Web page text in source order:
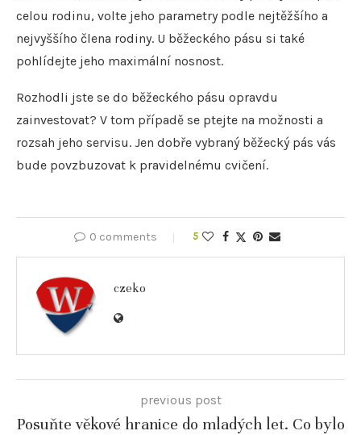
celou rodinu, volte jeho parametry podle nejtěžšího a
nejvyššího člena rodiny. U běžeckého pásu si také
pohlídejte jeho maximální nosnost.
Rozhodli jste se do běžeckého pásu opravdu
zainvestovat? V tom případě se ptejte na možnosti a
rozsah jeho servisu. Jen dobře vybraný běžecký pás vás
bude povzbuzovat k pravidelnému cvičení.
0 comments 5
czeko
previous post
Posuňte věkové hranice do mladých let. Co bylo